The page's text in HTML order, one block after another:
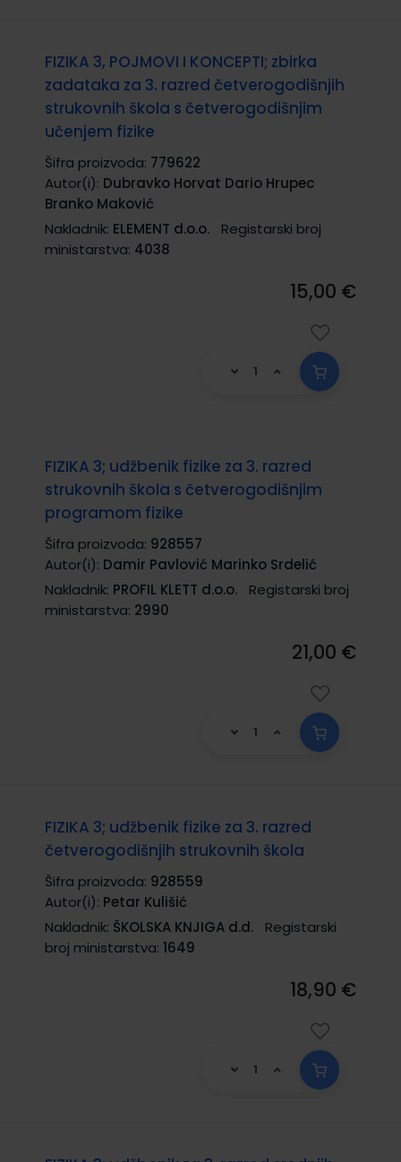
FIZIKA 3, POJMOVI I KONCEPTI; zbirka
zadataka za 3. razred četverogodišnjih
strukovnih škola s četverogodišnjim
učenjem fizike
Šifra proizvoda: 779622
Autor(i): Dubravko Horvat Dario Hrupec
Branko Maković
Nakladnik: ELEMENT d.o.o.
Registarski broj
ministarstva: 4038
15,00 €
FIZIKA 3; udžbenik fizike za 3. razred
strukovnih škola s četverogodišnjim
programom fizike
Šifra proizvoda: 928557
Autor(i): Damir Pavlović Marinko Srdelić
Nakladnik: PROFIL KLETT d.o.o.
Registarski broj
ministarstva: 2990
21,00 €
FIZIKA 3; udžbenik fizike za 3. razred
četverogodišnjih strukovnih škola
Šifra proizvoda: 928559
Autor(i): Petar Kulišić
Nakladnik: ŠKOLSKA KNJIGA d.d.
Registarski
broj ministarstva: 1649
18,90 €